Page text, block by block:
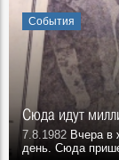
События
Сюда идут
7.8.1982 Вчера в
день. Сюда